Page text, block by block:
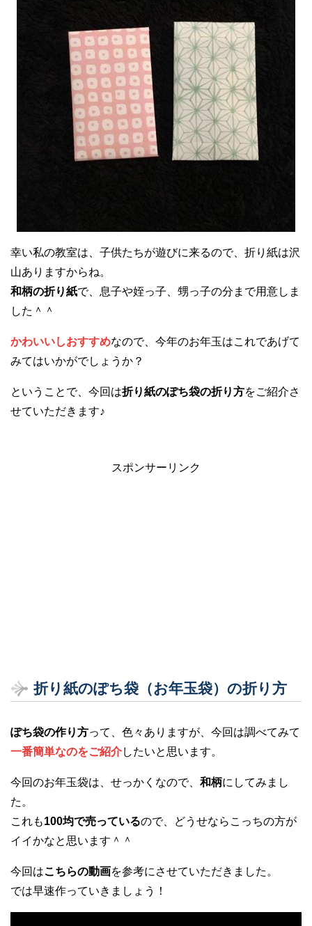
幸い私の教室は、子供たちが遊びに来るので、折り紙は沢
山ありますからね。
和柄の折り紙で、息子や姪っ子、甥っ子の分まで用意しま
した＾＾
かわいいしおすすめなので、今年のお年玉はこれであげて
みてはいかがでしょうか？
ということで、今回は折り紙のぽち袋の折り方をご紹介さ
せていただきます♪
スポンサーリンク
折り紙のぽち袋（お年玉袋）の折り方
ぽち袋の作り方って、色々ありますが、今回は調べてみて
一番簡単なのをご紹介したいと思います。
今回のお年玉袋は、せっかくなので、 和柄にしてみまし
た。
これも100均で売っているので、どうせならこっちの方が
イイかなと思います＾＾
今回はこちらの動画を参考にさせていただきました。
では早速作っていきましょう！